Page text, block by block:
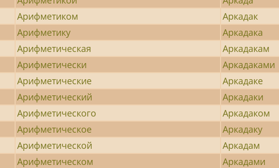
Арифметиком
Аркадак
Арифметику
Аркадака
Арифметическая
Аркадакам
Арифметически
Аркадаками
Арифметические
Аркадаке
Арифметический
Аркадаки
Арифметического
Аркадаком
Арифметическое
Аркадаку
Арифметической
Аркадам
Арифметическом
Аркадами